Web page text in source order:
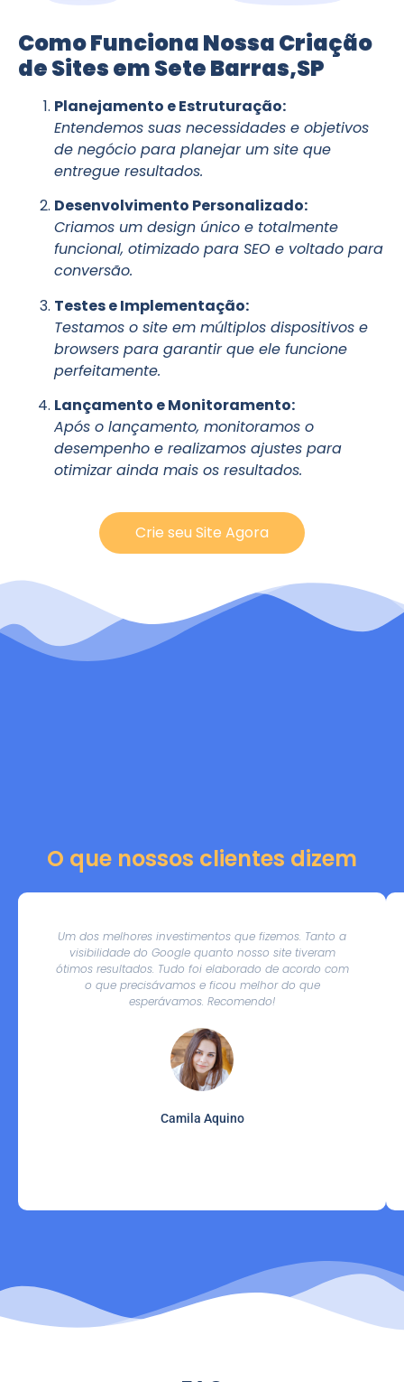
Como Funciona Nossa Criação
de Sites em Sete Barras,SP
Planejamento e Estruturação:
Entendemos suas necessidades e objetivos
de negócio para planejar um site que
entregue resultados.
Desenvolvimento Personalizado:
Criamos um design único e totalmente
funcional, otimizado para SEO e voltado para
conversão.
Testes e Implementação:
Testamos o site em múltiplos dispositivos e
browsers para garantir que ele funcione
perfeitamente.
Lançamento e Monitoramento:
Após o lançamento, monitoramos o
desempenho e realizamos ajustes para
otimizar ainda mais os resultados.
Crie seu Site Agora
O que nossos clientes dizem
Um dos melhores investimentos que fizemos. Tanto a
visibilidade do Google quanto nosso site tiveram
ótimos resultados. Tudo foi elaborado de acordo com
o que precisávamos e ficou melhor do que
esperávamos. Recomendo!
Camila Aquino